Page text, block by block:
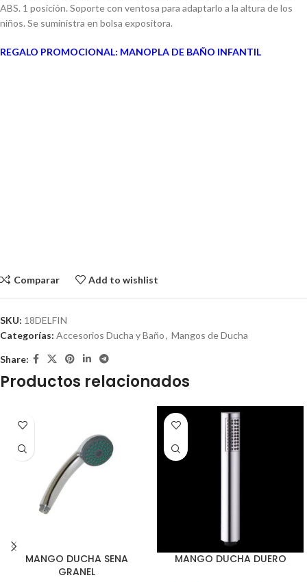
ABS. 1 posición. Soporte con ventosa para adaptarlo a la altura de los
niños. Se suministra en bolsa expositora.
REGALO PROMOCIONAL: MANOPLA DE BAÑO INFANTIL
Comparar Add to wishlist
SKU: 18DELFIN
Categorías: Accesorios Ducha y Baño, Mangos de Ducha
Share:
Productos relacionados
MANGO DUCHA SENA
GRANEL
MANGO DUCHA DUERO